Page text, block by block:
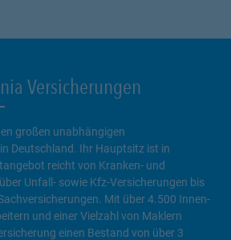
Versicherungen
großen unabhängigen
Deutschland. Ihr Hauptsitz ist in
reicht von Kranken- und
Unfall- sowie Kfz-Versicherungen bis
Mit über 4.500 Innen-
und einer Vielzahl von Maklern
einen Bestand von über 3